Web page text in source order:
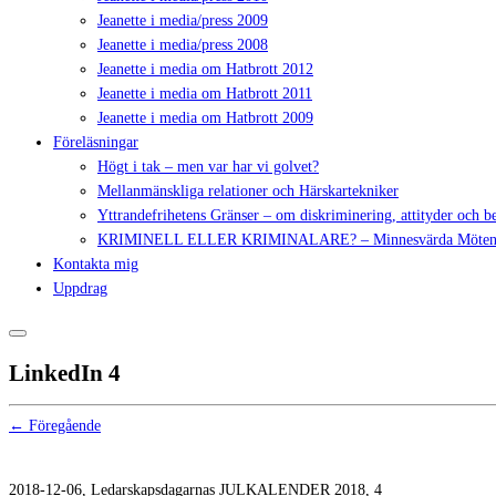
Jeanette i media/press 2009
Jeanette i media/press 2008
Jeanette i media om Hatbrott 2012
Jeanette i media om Hatbrott 2011
Jeanette i media om Hatbrott 2009
Föreläsningar
Högt i tak – men var har vi golvet?
Mellanmänskliga relationer och Härskartekniker
Yttrandefrihetens Gränser – om diskriminering, attityder och
KRIMINELL ELLER KRIMINALARE? – Minnesvärda
Kontakta mig
Uppdrag
LinkedIn 4
← Föregående
2018-12-06, Ledarskapsdagarnas JULKALENDER 2018, 4